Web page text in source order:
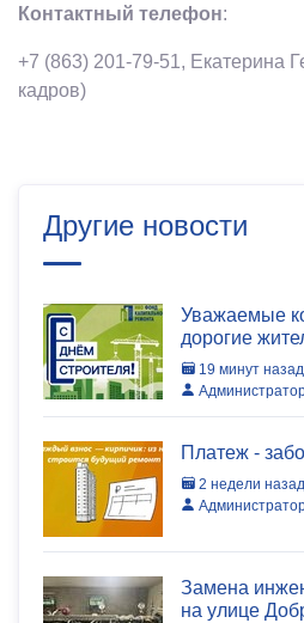
Контактный телефон:
+7 (863) 201-79-51, Екатерина
кадров)
Другие новости
Уважаемые
дорогие
19 минут назад
Платеж -
2 недели назад
Замена
на улице